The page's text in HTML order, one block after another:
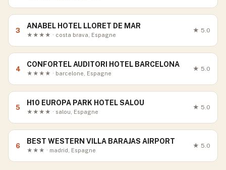
3
ANABEL HOTEL LLORET DE MAR
★★★★ · costa brava, Espagne
★ 5.0
4
CONFORTEL AUDITORI HOTEL BARCELONA
★★★★ · barcelone, Espagne
★ 5.0
5
H10 EUROPA PARK HOTEL SALOU
★★★★ · salou, Espagne
★ 5.0
6
BEST WESTERN VILLA BARAJAS AIRPORT
★★★ · madrid, Espagne
★ 5.0